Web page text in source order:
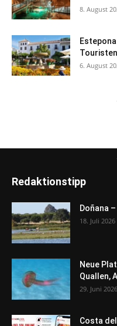
8. August
Touristen
6. August
Redaktionstipp
Doñana
18. Juli 2026
Neue
Quallen,
29. Juni 2026
Costa